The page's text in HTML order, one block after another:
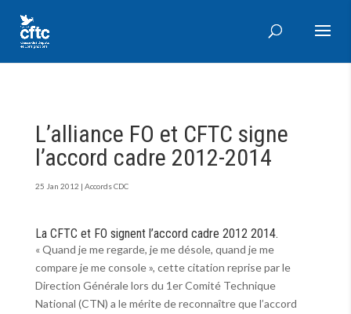
L’alliance FO et CFTC signe
l’accord cadre 2012-2014
25 Jan 2012 | Accords CDC
La CFTC et FO signent l’accord cadre 2012 2014.
« Quand je me regarde, je me désole, quand je me
compare je me console », cette citation reprise par le
Direction Générale lors du 1er Comité Technique
National (CTN) a le mérite de reconnaître que l’accord